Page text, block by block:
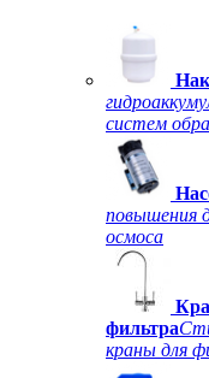
систем
повышения
осмоса
фильтра
краны для